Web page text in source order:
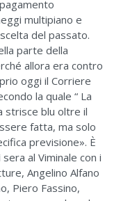
multipiano e
del passato.
parte della
allora era contro
oggi il Corriere
la quale “ La
strisce blu oltre il
fatta, ma solo
previsione». È
al Viminale con i
Angelino Alfano
Piero Fassino,